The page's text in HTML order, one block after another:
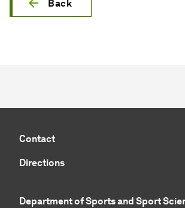
Back
Contact
Directions
Department of Sports and Sport